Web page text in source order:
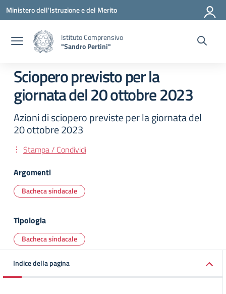
Vai ai contenuti
Vai al menu di navigazione
Vai al footer
Ministero dell'Istruzione e del Merito
Istituto Comprensivo
"Sandro Pertini"
Sciopero previsto per la
giornata del 20 ottobre 2023
Azioni di sciopero previste per la giornata del
20 ottobre 2023
Stampa / Condividi
Argomenti
Bacheca sindacale
Tipologia
Bacheca sindacale
Indice della pagina